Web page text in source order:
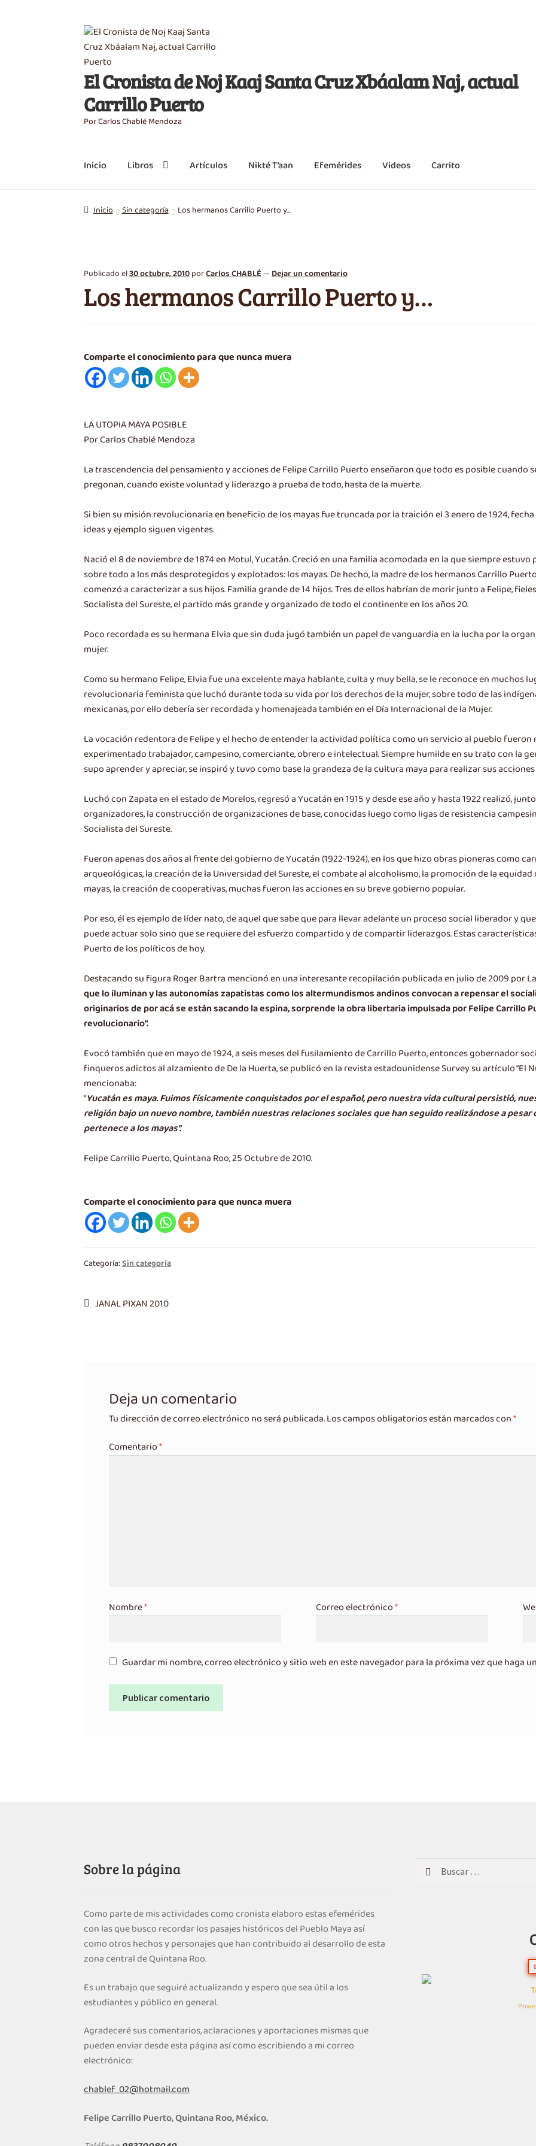
Saltar
a
navegación
Ir
al
contenido
El Cronista de Noj Kaaj Santa Cruz Xbáalam Naj, actual
Carrillo Puerto
Por Carlos Chablé Mendoza
Inicio Libros Artículos Nikté T’aan Efemérides Videos Carrito
Inicio Sin categoría Los hermanos Carrillo Puerto y…
Publicado el30 octubre, 2010porCarlos CHABLÉ—Dejar un comentario
Los hermanos Carrillo Puerto y…
Comparte el conocimiento para que nunca muera
LA UTOPIA MAYA POSIBLE
Por Carlos Chablé Mendoza
La trascendencia del pensamiento y acciones de Felipe Carrillo Puerto enseñaron que todo es posible cuando
pregonan, cuando existe voluntad y liderazgo a prueba de todo, hasta de la muerte.
Si bien su misión revolucionaria en beneficio de los mayas fue truncada por la traición el 3 enero de 1924,
ideas y ejemplo siguen vigentes.
Nació el 8 de noviembre de 1874 en Motul, Yucatán. Creció en una familia acomodada en la que siempre
sobre todo a los más desprotegidos y explotados: los mayas. De hecho, la madre de los hermanos Carrillo
comenzó a caracterizar a sus hijos. Familia grande de 14 hijos. Tres de ellos habrían de morir junto a Felipe,
Socialista del Sureste, el partido más grande y organizado de todo el continente en los años 20.
Poco recordada es su hermana Elvia que sin duda jugó también un papel de vanguardia en la lucha por la
mujer.
Como su hermano Felipe, Elvia fue una excelente maya hablante, culta y muy bella, se le reconoce en muchos
revolucionaria feminista que luchó durante toda su vida por los derechos de la mujer, sobre todo de las
mexicanas, por ello debería ser recordada y homenajeada también en el Día Internacional de la Mujer.
La vocación redentora de Felipe y el hecho de entender la actividad política como un servicio al pueblo fueron
experimentado trabajador, campesino, comerciante, obrero e intelectual. Siempre humilde en su trato con la
supo aprender y apreciar, se inspiró y tuvo como base la grandeza de la cultura maya para realizar sus
Luchó con Zapata en el estado de Morelos, regresó a Yucatán en 1915 y desde ese año y hasta 1922 realizó,
organizadores, la construcción de organizaciones de base, conocidas luego como ligas de resistencia
Socialista del Sureste.
Fueron apenas dos años al frente del gobierno de Yucatán (1922-1924), en los que hizo obras pioneras como
arqueológicas, la creación de la Universidad del Sureste, el combate al alcoholismo, la promoción de la
mayas, la creación de cooperativas, muchas fueron las acciones en su breve gobierno popular.
Por eso, él es ejemplo de líder nato, de aquel que sabe que para llevar adelante un proceso social liberador y
puede actuar solo sino que se requiere del esfuerzo compartido y de compartir liderazgos. Estas
Puerto de los políticos de hoy.
Destacando su figura Roger Bartra mencionó en una interesante recopilación publicada en julio de 2009 por La
que lo iluminan y las autonomías zapatistas como los altermundismos andinos convocan a repensar el
originarios de por acá se están sacando la espina, sorprende la obra libertaria impulsada por Felipe Carrillo
revolucionario”.
Evocó también que en mayo de 1924, a seis meses del fusilamiento de Carrillo Puerto, entonces gobernador
finqueros adictos al alzamiento de De la Huerta, se publicó en la revista estadounidense Survey su artículo “El
mencionaba:
“Yucatán es maya. Fuimos físicamente conquistados por el español, pero nuestra vida cultural persistió,
religión bajo un nuevo nombre, también nuestras relaciones sociales que han seguido realizándose a pesar
pertenece a los mayas”.
Felipe Carrillo Puerto, Quintana Roo, 25 Octubre de 2010.
Comparte el conocimiento para que nunca muera
Categoría:Sin categoría
Navegación
Entrada
JANAL PIXAN 2010
Deja un comentario
Tu dirección de correo electrónico no será publicada.Los campos obligatorios están marcados con*
Comentario*
Nombre* Correo electrónico*
Guardar mi nombre, correo electrónico y sitio web en este navegador para la próxima vez que haga
Sobre la página
Como parte de mis actividades como cronista elaboro estas efemérides
con las que busco recordar los pasajes históricos del Pueblo Maya así
como otros hechos y personajes que han contribuido al desarrollo de esta
zona central de Quintana Roo.
Es un trabajo que seguiré actualizando y espero que sea útil a los
estudiantes y público en general.
Agradeceré sus comentarios, aclaraciones y aportaciones mismas que
pueden enviar desde esta página así como escribiendo a mi correo
electrónico:
chablef_02@hotmail.com
Felipe Carrillo Puerto, Quintana Roo, México.
Buscar: